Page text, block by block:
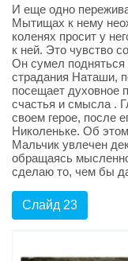
И еще одно
Мытищах к нему
коленях просит у
к ней. Это чувство
Он сумел подняться
страдания Наташи,
посещает духовное
счастья и смысла .
своем герое, после
Николеньке. Об
Мальчик увлечен
обращаясь
сделаю то, чем бы
Слайд 23